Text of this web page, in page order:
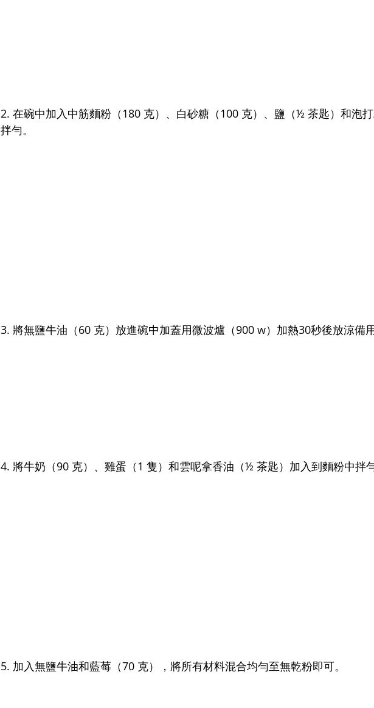
2. 在碗中加入中筋麵粉（180 克）、白砂糖（100 克）、鹽（½ 茶匙）和泡
拌勻。
3. 將無鹽牛油（60 克）放進碗中加蓋用微波爐（900 w）加熱30秒後放涼備
4. 將牛奶（90 克）、雞蛋（1 隻）和雲呢拿香油（½ 茶匙）加入到麵粉中拌
5. 加入無鹽牛油和藍莓（70 克），將所有材料混合均勻至無乾粉即可。